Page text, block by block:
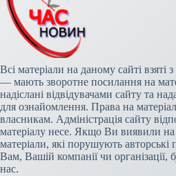
Всі матеріали на даному сайті взяті
— мають зворотне посилання на
надіслані відвідувачами сайту та
для ознайомлення. Права на
власникам. Адміністрація сайту
матеріалу несе. Якщо Ви виявили
матеріали, які порушують
Вам, Вашій компанії чи організації,
нас.